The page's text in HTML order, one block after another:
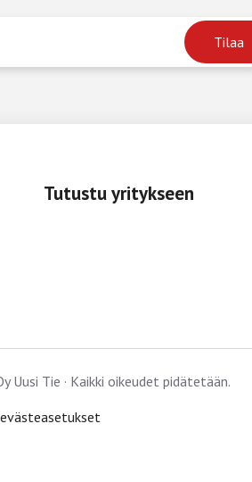
Tutustu yritykseen
Uusi Tie · Kaikki oikeudet pidätetään.